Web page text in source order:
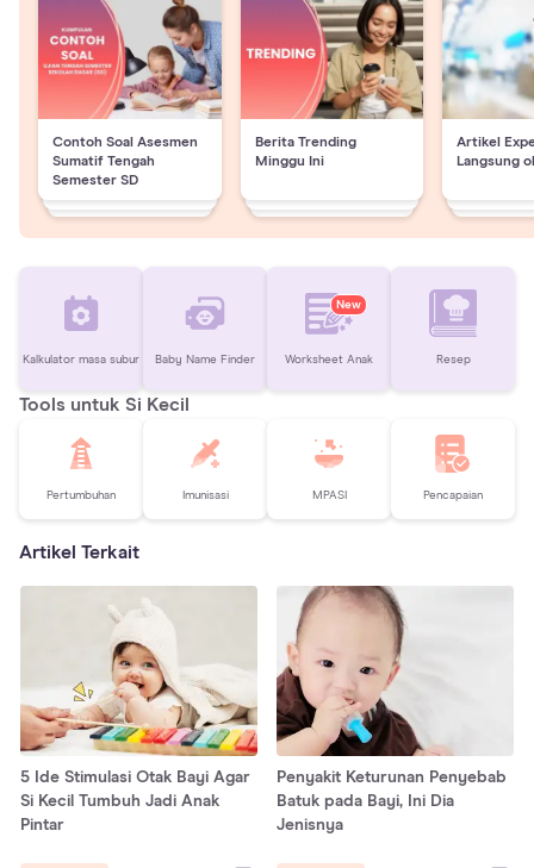
Contoh Soal Asesmen
Sumatif Tengah
Semester SD
Berita Trending
Minggu Ini
Artikel
Langsung
Kalkulator masa subur Baby Name Finder
New
Worksheet Anak Resep
Tools untuk Si Kecil
Pertumbuhan Imunisasi MPASI Pencapaian
Artikel Terkait
5 Ide Stimulasi Otak Bayi Agar
Si Kecil Tumbuh Jadi Anak
Pintar
Penyakit Keturunan Penyebab
Batuk pada Bayi, Ini Dia
Jenisnya